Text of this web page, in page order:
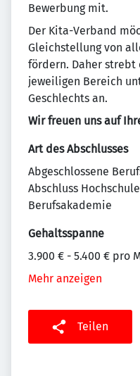
Bewerbung mit.
Der Kita-Verband
Gleichstellung von
fördern. Daher strebt
jeweiligen Bereich
Geschlechts an.
Wir freuen uns auf
Art des Abschlusses
Abgeschlossene
Abschluss
Berufsakademie
Gehaltsspanne
3.900 € - 5.400 € pro
Mehr anzeigen
Teilen